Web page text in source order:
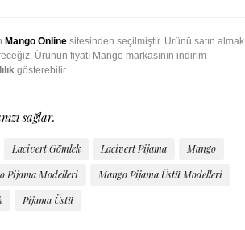
Mango Onlinesitesinden seçilmiştir. Ürünü satın almak
Ürünün fiyatı Mango markasının indirim
gösterebilir.
sağlar.
Lacivert Gömlek Lacivert Pijama
Mango
Pijama Modelleri
Mango Pijama Üstü Modelleri
Pijama Üstü